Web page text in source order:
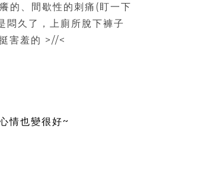
的、間歇性的刺痛(盯一下
悶久了，上廁所脫下褲子
害羞的 >//<
情也變很好~